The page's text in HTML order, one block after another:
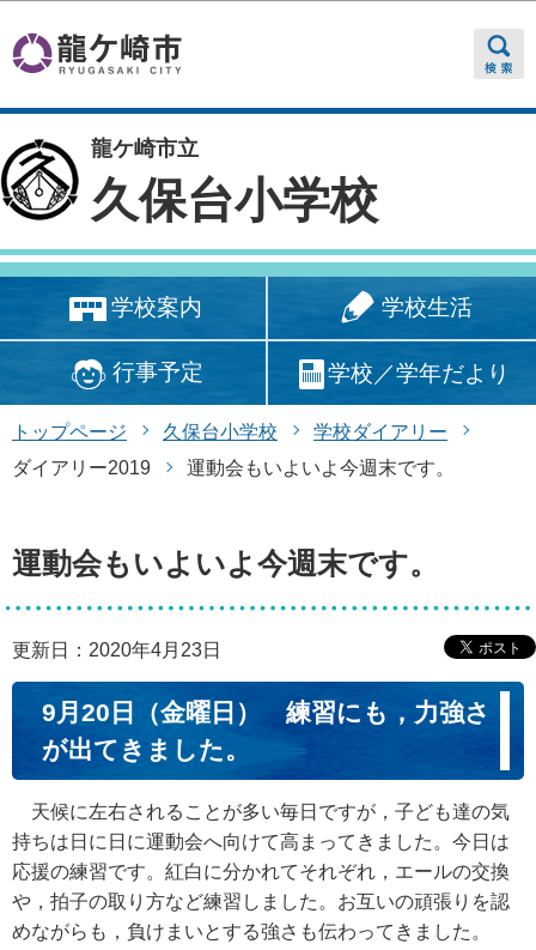
龍ケ崎市立
久保台小学校
学校案内 学校生活
行事予定 学校／学年だより
トップページ 久保台小学校
学校ダイアリー
ダイアリー2019
運動会もいよいよ今週末です。
運動会もいよいよ今週末です。
更新日：2020年4月23日
9月20日（金曜日） 練習にも，力強さ
が出てきました。
天候に左右されることが多い毎日ですが，子ども達の気
持ちは日に日に運動会へ向けて高まってきました。今日は
応援の練習です。紅白に分かれてそれぞれ，エールの交換
や，拍子の取り方など練習しました。お互いの頑張りを認
めながらも，負けまいとする強さも伝わってきました。